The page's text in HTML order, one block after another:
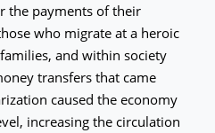
the payments of their
who migrate at a heroic
and within society
transfers that came
caused the economy
increasing the circulation